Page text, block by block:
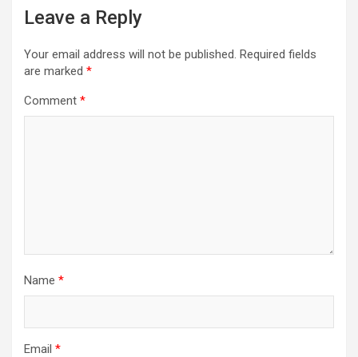
Leave a Reply
Your email address will not be published. Required fields
are marked *
Comment *
Name *
Email *